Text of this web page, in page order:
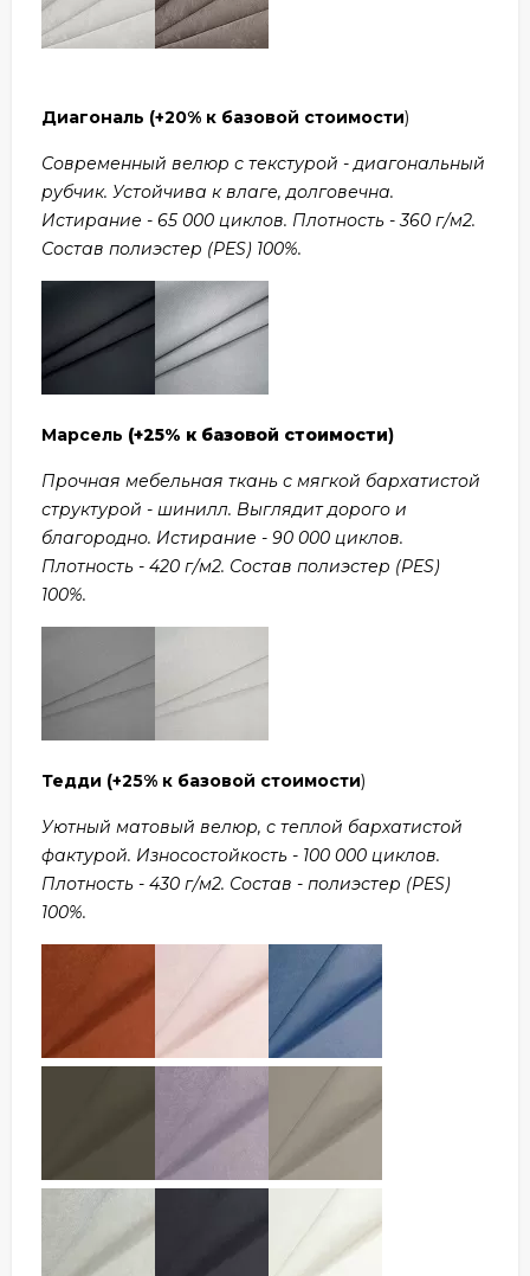
Диагональ (+20% к базовой стоимости)
Современный велюр с текстурой - диагональный
рубчик. Устойчива к влаге, долговечна.
Истирание - 65 000 циклов. Плотность - 360 г/м2.
Состав полиэстер (PES) 100%.
Марсель (+25% к базовой стоимости)
Прочная мебельная ткань с мягкой бархатистой
структурой - шинилл. Выглядит дорого и
благородно. Истирание - 90 000 циклов.
Плотность - 420 г/м2. Состав полиэстер (PES)
100%.
Тедди (+25% к базовой стоимости)
Уютный матовый велюр, с теплой бархатистой
фактурой. Износостойкость - 100 000 циклов.
Плотность - 430 г/м2. Состав - полиэстер (PES)
100%.